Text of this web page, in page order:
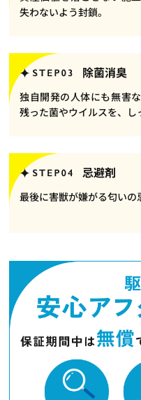
失わないよう封鎖。
除菌消臭
独自開発の人体にも無害
残った菌やウイルスを、し
忌避剤
最後に害獣が嫌がる匂いの